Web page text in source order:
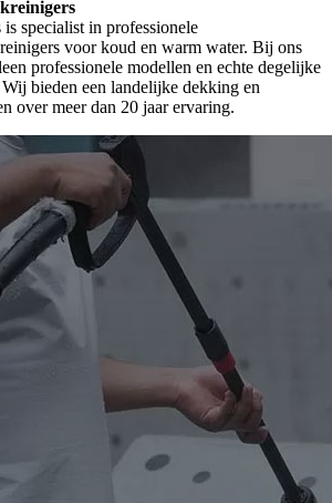
is specialist in professionele
voor koud en warm water. Bij ons
professionele modellen en echte degelijke
bieden een landelijke dekking en
over meer dan 20 jaar ervaring.